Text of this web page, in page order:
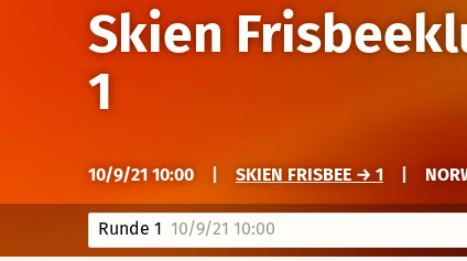
Skien
1
10/9/21 10:00 SKIEN FRISBEE → 1
Runde 1 10/9/21 10:00